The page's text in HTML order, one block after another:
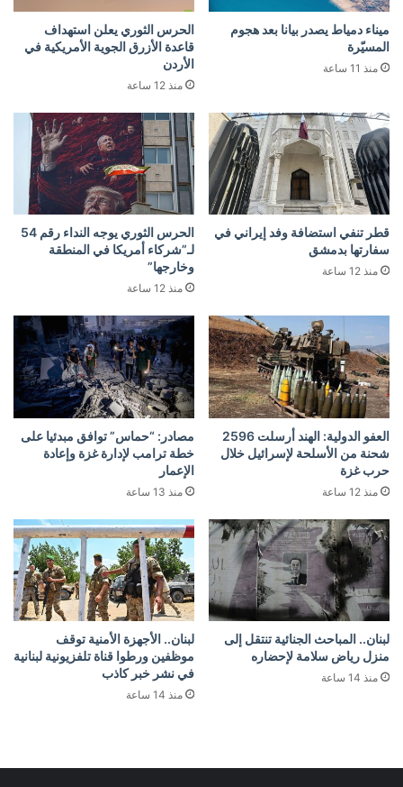
ميناء دمياط يصدر بيانا بعد هجوم
المسيّرة
منذ 11 ساعة
الحرس الثوري يعلن استهداف
قاعدة الأزرق الجوية الأمريكية في
الأردن
منذ 12 ساعة
قطر تنفي استضافة وفد إيراني في
سفارتها بدمشق
منذ 12 ساعة
الحرس الثوري يوجه النداء رقم 54
لـ”شركاء أمريكا في المنطقة
وخارجها”
منذ 12 ساعة
العفو الدولية: الهند أرسلت 2596
شحنة من الأسلحة لإسرائيل خلال
حرب غزة
منذ 12 ساعة
مصادر: “حماس” توافق مبدئيا على
خطة ترامب لإدارة غزة وإعادة
الإعمار
منذ 13 ساعة
لبنان.. المباحث الجنائية تنتقل إلى
منزل رياض سلامة لإحضاره
منذ 14 ساعة
لبنان.. الأجهزة الأمنية توقف
موظفين ورطوا قناة تلفزيونية لبنانية
في نشر خبر كاذب
منذ 14 ساعة